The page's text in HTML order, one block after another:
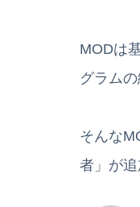
MODは
グラムの
そんな
者」が追